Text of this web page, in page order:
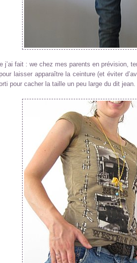
j’ai fait : we chez mes parents en prévision,
laisser apparaître la ceinture (et éviter
pour cacher la taille un peu large du dit jean.